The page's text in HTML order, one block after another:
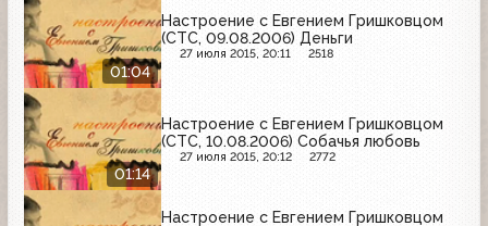
01:04
Настроение с Евгением Гришковцом
(СТС, 09.08.2006) Деньги
27 июля 2015, 20:11 2518
01:14
Настроение с Евгением Гришковцом
(СТС, 10.08.2006) Собачья любовь
27 июля 2015, 20:12 2772
Настроение с Евгением Гришковцом